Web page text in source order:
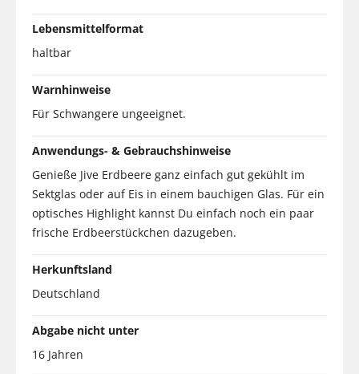
Lebensmittelformat
haltbar
Warnhinweise
Für Schwangere ungeeignet.
Anwendungs- & Gebrauchshinweise
Genieße Jive Erdbeere ganz einfach gut gekühlt im
Sektglas oder auf Eis in einem bauchigen Glas. Für ein
optisches Highlight kannst Du einfach noch ein paar
frische Erdbeerstückchen dazugeben.
Herkunftsland
Deutschland
Abgabe nicht unter
16 Jahren